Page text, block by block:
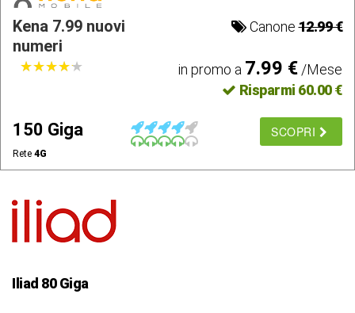
Kena 7.99 nuovi
numeri
Canone12.99 €
★★★★★
★★★★★ in promo a 7.99 €/Mese
Risparmi 60.00 €
150 Giga
Rete 4G
SCOPRI
Iliad 80 Giga